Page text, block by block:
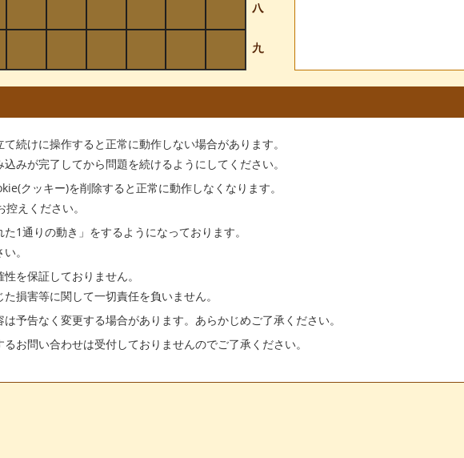
続けに操作すると正常に動作しない場合があります。
みが完了してから問題を続けるようにしてください。
クッキー)を削除すると正常に動作しなくなります。
えください。
1通りの動き」をするようになっております。
。
を保証しておりません。
損害等に関して一切責任を負いません。
予告なく変更する場合があります。あらかじめご了承ください。
お問い合わせは受付しておりませんのでご了承ください。